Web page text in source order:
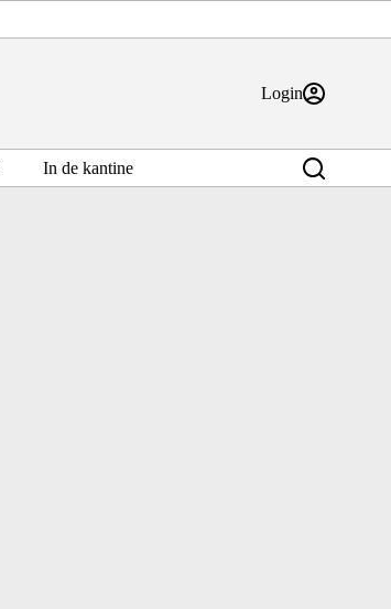
Login
In de kantine